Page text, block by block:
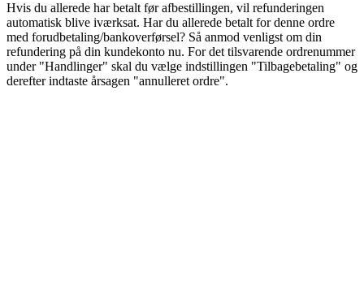
Hvis du allerede har betalt før afbestillingen, vil refunderingen
automatisk blive iværksat. Har du allerede betalt for denne ordre
med forudbetaling/bankoverførsel? Så anmod venligst om din
refundering på din kundekonto nu. For det tilsvarende ordrenummer
under "Handlinger" skal du vælge indstillingen "Tilbagebetaling" og
derefter indtaste årsagen "annulleret ordre".